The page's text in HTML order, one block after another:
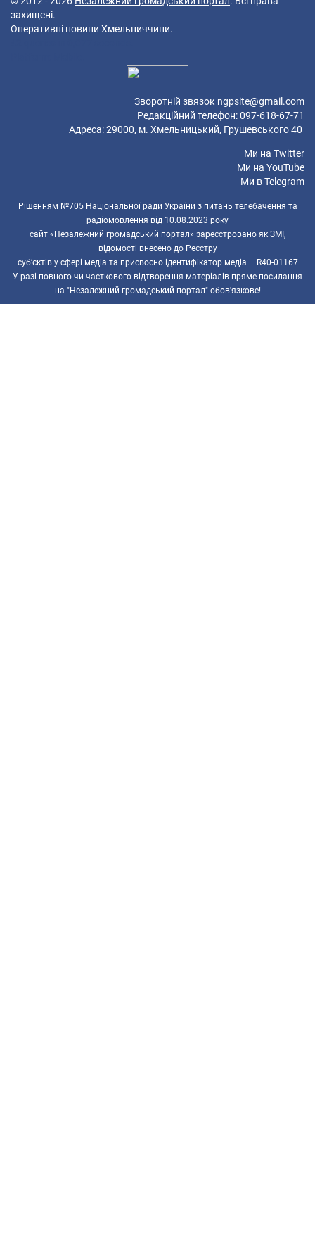
захищені.
Оперативні новини Хмельниччини.
Зворотній звязок ngpsite@gmail.com
Редакційний телефон: 097-618-67-71
Адреса: 29000, м. Хмельницький, Грушевського 40
Ми на Twitter
Ми на YouTube
Ми вTelegram
Рішенням №705 Національної ради України з питань телебачення та
радіомовлення від 10.08.2023 року
сайт «Незалежний громадський портал» зареєстровано як ЗМІ,
відомості внесено до Реєстру
суб’єктів у сфері медіа та присвоєно ідентифікатор медіа – R40-01167
У разі повного чи часткового відтворення матеріалів пряме посилання
на "Незалежний громадський портал" обов'язкове!